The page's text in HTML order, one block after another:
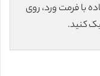
با فرمت ورد، روی
کنید.